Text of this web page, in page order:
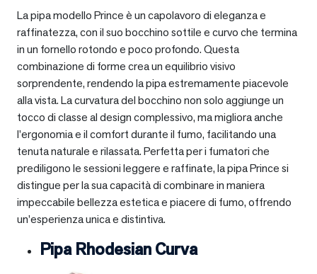
La pipa modello Prince è un capolavoro di eleganza e
raffinatezza, con il suo bocchino sottile e curvo che termina
in un fornello rotondo e poco profondo. Questa
combinazione di forme crea un equilibrio visivo
sorprendente, rendendo la pipa estremamente piacevole
alla vista. La curvatura del bocchino non solo aggiunge un
tocco di classe al design complessivo, ma migliora anche
l’ergonomia e il comfort durante il fumo, facilitando una
tenuta naturale e rilassata. Perfetta per i fumatori che
prediligono le sessioni leggere e raffinate, la pipa Prince si
distingue per la sua capacità di combinare in maniera
impeccabile bellezza estetica e piacere di fumo, offrendo
un’esperienza unica e distintiva.
Pipa Rhodesian Curva